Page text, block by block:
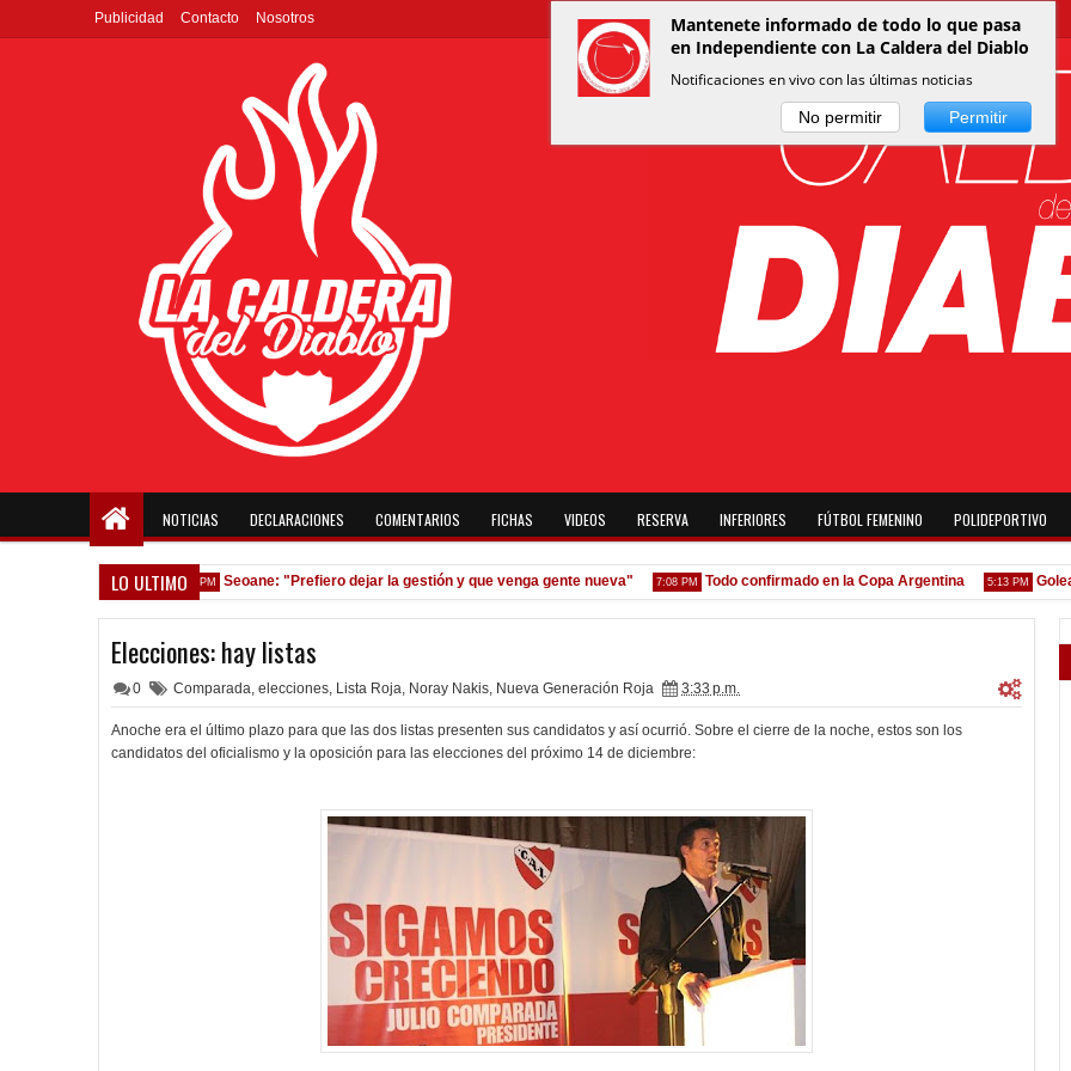
Publicidad Contacto Nosotros
NOTICIAS DECLARACIONES COMENTARIOS FICHAS VIDEOS RESERVA INFERIORES FÚTBOL FEMENINO POLIDEPORTIVO
LO ULTIMO
11:58 PM Seoane: "Prefiero dejar la gestión y que venga gente nueva" 7:08 PM Todo confirmado en la Copa Argentina 5:13 PM Goleada
Elecciones: hay listas
0 Comparada, elecciones, Lista Roja, Noray Nakis, Nueva Generación Roja 3:33 p.m.
Anoche era el último plazo para que las dos listas presenten sus candidatos y así ocurrió. Sobre el cierre de la noche, estos son los
candidatos del oficialismo y la oposición para las elecciones del próximo 14 de diciembre:
Mantenete informado de todo lo que pasa
en Independiente con La Caldera del Diablo
Notificaciones en vivo con las últimas noticias
No permitir Permitir